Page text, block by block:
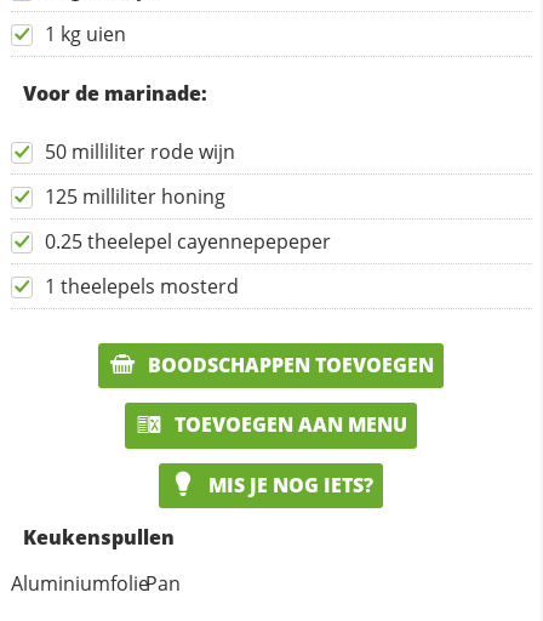
1 kg uien
Voor de marinade:
50 milliliter rode wijn
125 milliliter honing
0.25 theelepel cayennepepeper
1 theelepels mosterd
BOODSCHAPPEN TOEVOEGEN
TOEVOEGEN AAN MENU
MIS JE NOG IETS?
Keukenspullen
AluminiumfoliePan